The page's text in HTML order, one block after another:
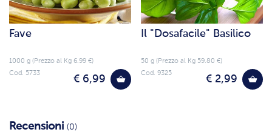
Fave
1000 g (Prezzo al Kg 6.99 €)
€ 6,99
Cod. 5733
Il "Dosafacile" Basilico
50 g (Prezzo al Kg 59.80 €)
€ 2,99
Cod. 9325
Recensioni (0)